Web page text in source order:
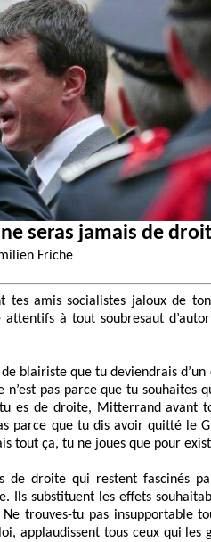
seras jamais de
Friche
tes amis socialistes jaloux de
à tout soubresaut
blairiste que tu deviendrais
pas parce que tu souhaites
es de droite, Mitterrand avant
parce que tu dis avoir quitté le
tout ça, tu ne joues que pour
de droite qui restent fascinés
Ils substituent les effets
trouves-tu pas insupportable
applaudissent tous ceux qui les